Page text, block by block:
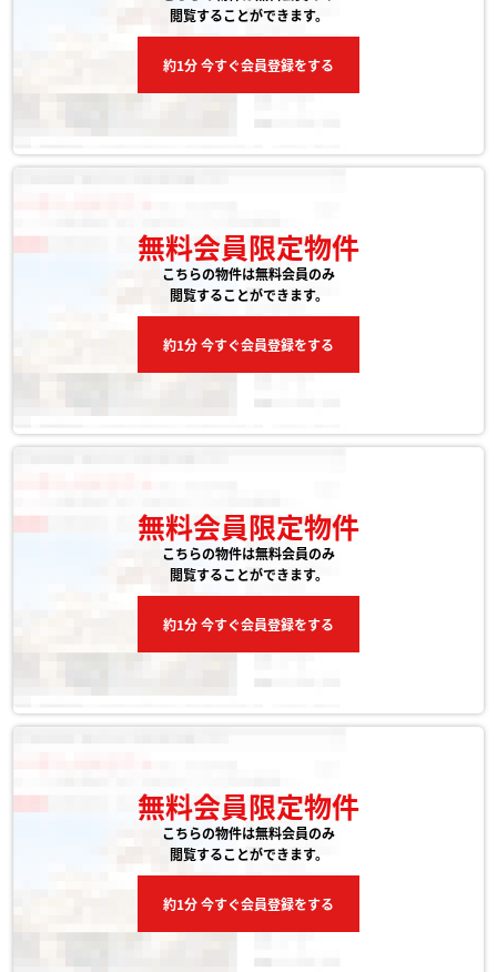
閲覧することができます。
約1分 今すぐ会員登録をする
無料会員限定物件
こちらの物件は無料会員のみ
閲覧することができます。
約1分 今すぐ会員登録をする
無料会員限定物件
こちらの物件は無料会員のみ
閲覧することができます。
約1分 今すぐ会員登録をする
無料会員限定物件
こちらの物件は無料会員のみ
閲覧することができます。
約1分 今すぐ会員登録をする